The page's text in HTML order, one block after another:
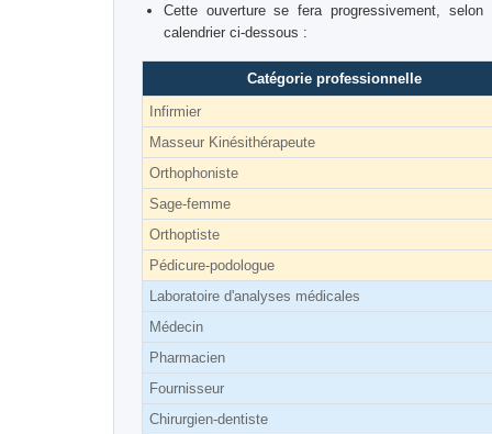
Cette ouverture se fera progressivement,
calendrier ci-dessous :
Catégorie professionnelle
Infirmier
Masseur Kinésithérapeute
Orthophoniste
Sage-femme
Orthoptiste
Pédicure-podologue
Laboratoire d'analyses médicales
Médecin
Pharmacien
Fournisseur
Chirurgien-dentiste